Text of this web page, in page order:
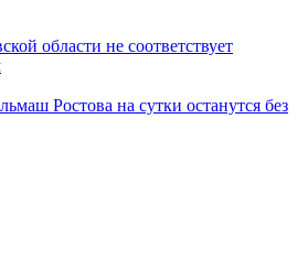
области не соответствует
Ростова на сутки останутся без